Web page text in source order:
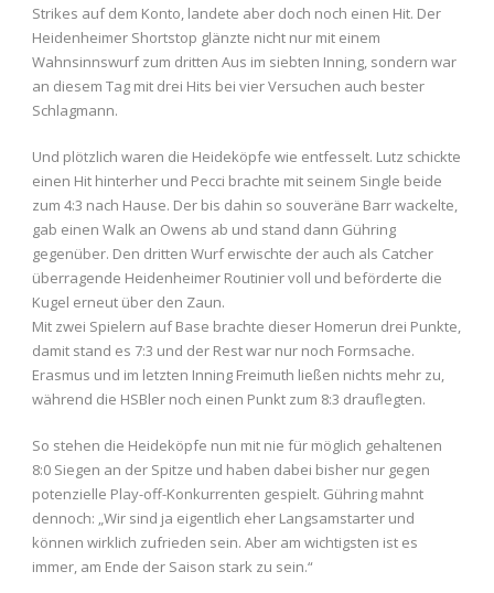
Strikes auf dem Konto, landete aber doch noch einen Hit. Der
Heidenheimer Shortstop glänzte nicht nur mit einem
Wahnsinnswurf zum dritten Aus im siebten Inning, sondern war
an diesem Tag mit drei Hits bei vier Versuchen auch bester
Schlagmann.
Und plötzlich waren die Heideköpfe wie entfesselt. Lutz schickte
einen Hit hinterher und Pecci brachte mit seinem Single beide
zum 4:3 nach Hause. Der bis dahin so souveräne Barr wackelte,
gab einen Walk an Owens ab und stand dann Gühring
gegenüber. Den dritten Wurf erwischte der auch als Catcher
überragende Heidenheimer Routinier voll und beförderte die
Kugel erneut über den Zaun.
Mit zwei Spielern auf Base brachte dieser Homerun drei Punkte,
damit stand es 7:3 und der Rest war nur noch Formsache.
Erasmus und im letzten Inning Freimuth ließen nichts mehr zu,
während die HSBler noch einen Punkt zum 8:3 drauflegten.
So stehen die Heideköpfe nun mit nie für möglich gehaltenen
8:0 Siegen an der Spitze und haben dabei bisher nur gegen
potenzielle Play-off-Konkurrenten gespielt. Gühring mahnt
dennoch: „Wir sind ja eigentlich eher Langsamstarter und
können wirklich zufrieden sein. Aber am wichtigsten ist es
immer, am Ende der Saison stark zu sein.“